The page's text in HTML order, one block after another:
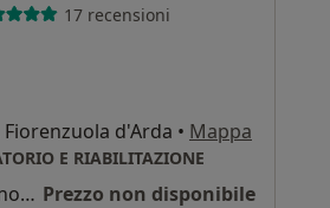
17 recensioni
Fiorenzuola d'Arda • Mappa
E RIABILITAZIONE
Prima visita endocrinologica Prezzo non disponibile